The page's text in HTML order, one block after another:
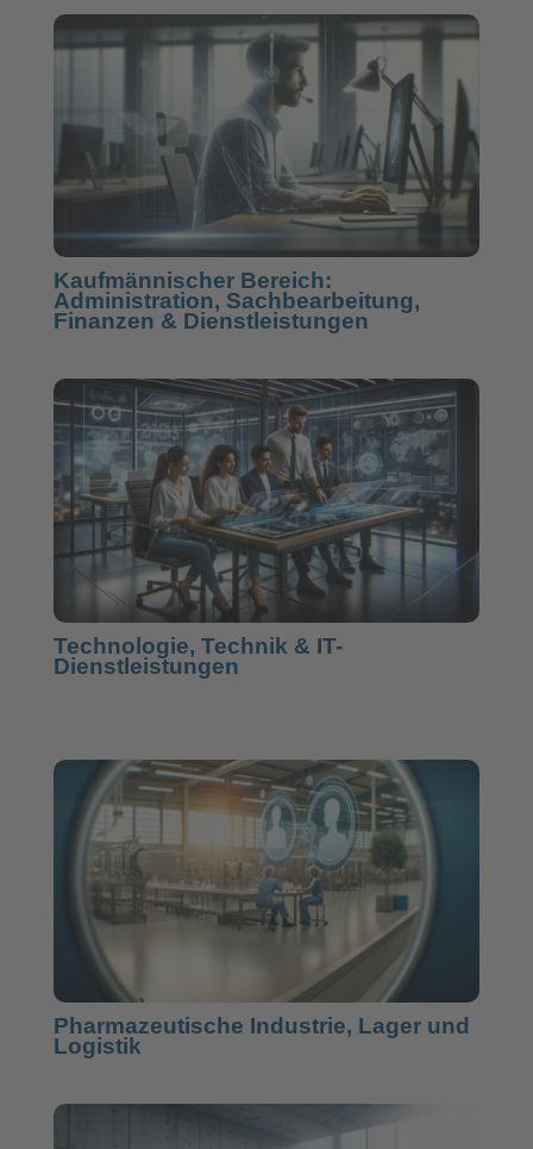
Kaufmännischer Bereich:
Administration, Sachbearbeitung,
Finanzen & Dienstleistungen
Technologie, Technik & IT-
Dienstleistungen
Pharmazeutische Industrie, Lager und
Logistik